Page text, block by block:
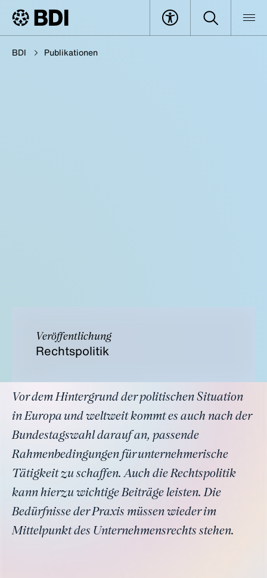
BDI Publikationen
Veröffentlichung
Rechtspolitik
Vor dem Hintergrund der politischen Situation
in Europa und weltweit kommt es auch nach der
Bundestagswahl darauf an, passende
Rahmenbedingungen für unternehmerische
Tätigkeit zu schaffen. Auch die Rechtspolitik
kann hierzu wichtige Beiträge leisten. Die
Bedürfnisse der Praxis müssen wieder im
Mittelpunkt des Unternehmensrechts stehen.